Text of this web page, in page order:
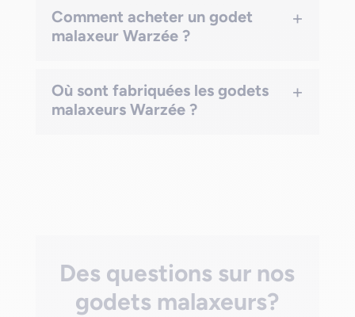
Comment acheter un godet
malaxeur Warzée ?
+
Où sont fabriquées les godets
malaxeurs Warzée ?
+
Des questions sur nos
godets malaxeurs?